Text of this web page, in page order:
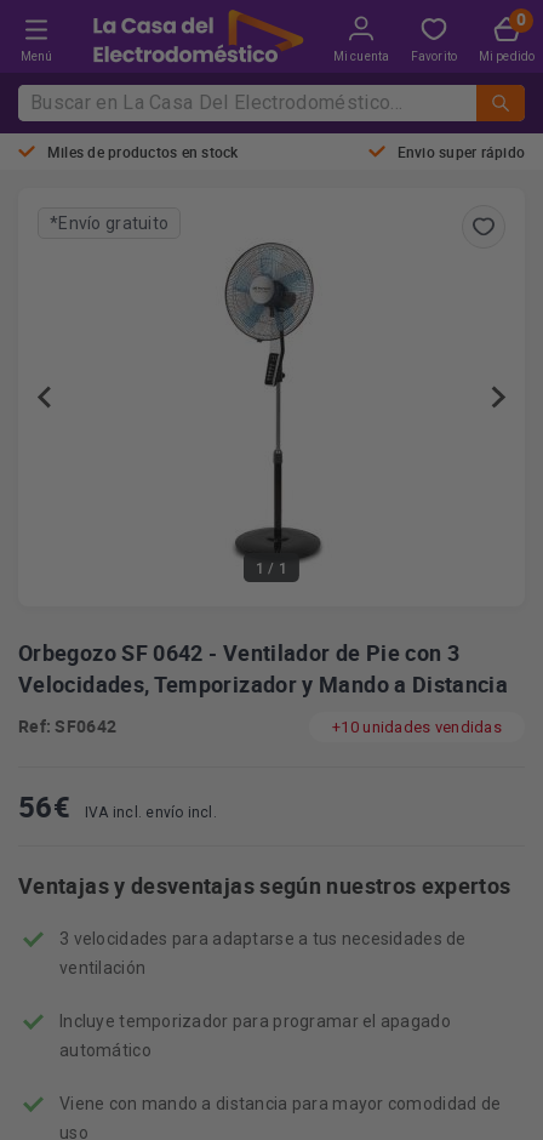
Menú Mi cuenta Favorito Mi pedido
Miles de productos en stock Envio super rápido
1 / 1
*Envío gratuito
Orbegozo SF 0642 - Ventilador de Pie con 3
Velocidades, Temporizador y Mando a Distancia
Ref: SF0642 +10 unidades vendidas
56€ IVA incl. envío incl.
Ventajas y desventajas según nuestros expertos
3 velocidades para adaptarse a tus necesidades de
ventilación
Incluye temporizador para programar el apagado
automático
Viene con mando a distancia para mayor comodidad de
uso